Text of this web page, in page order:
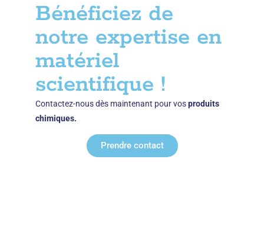
Bénéficiez de
notre expertise en
matériel
scientifique !
Contactez-nous dès maintenant pour vosproduits
chimiques.
Prendre contact